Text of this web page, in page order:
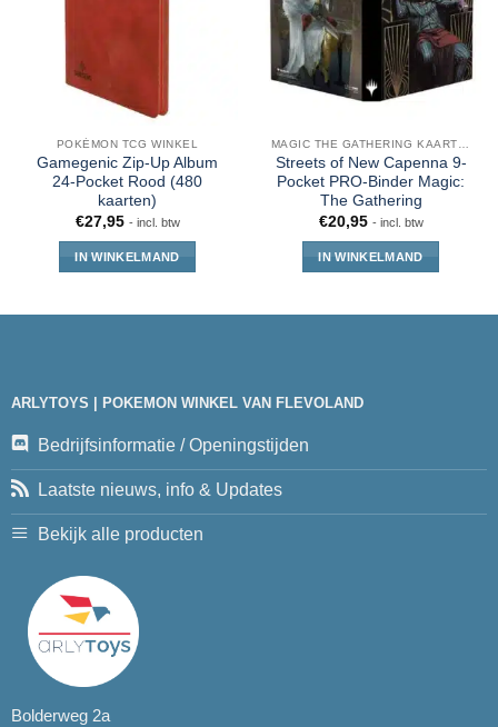
POKÉMON TCG WINKEL
Gamegenic Zip-Up Album
24-Pocket Rood (480
kaarten)
€27,95 - incl. btw
IN WINKELMAND
Streets of New Capenna 9-
Pocket PRO-Binder Magic:
The Gathering
€20,95 - incl. btw
IN WINKELMAND
ARLYTOYS | POKEMON WINKEL VAN FLEVOLAND
Bedrijfsinformatie / Openingstijden
Laatste nieuws, info & Updates
Bekijk alle producten
Bolderweg 2a